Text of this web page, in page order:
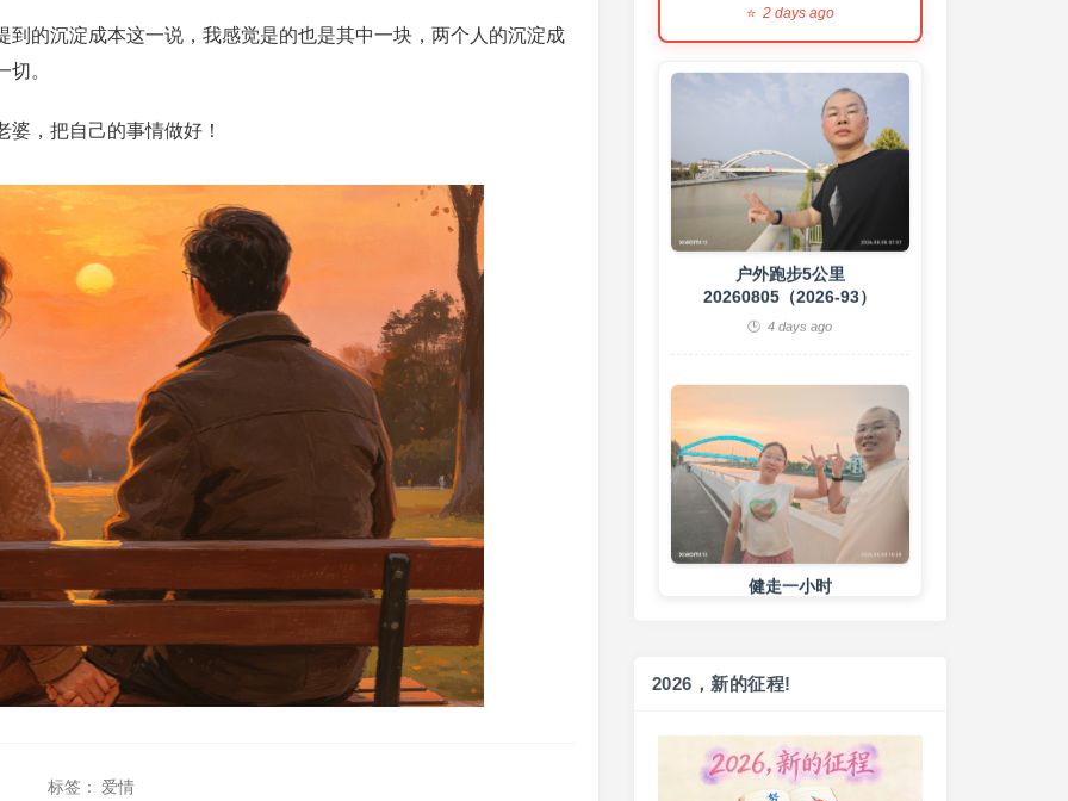
到的沉淀成本这一说，我感觉是的也是其中一块，两个人的沉淀成
。
，把自己的事情做好！
标签： 爱情
2 days ago
户外跑步5公里
20260805（2026-93）
4 days ago
健走一小时
20260804（2026-92）
5 days ago
2026，新的征程!